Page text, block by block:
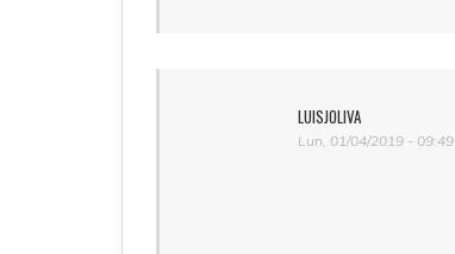
LUISJOLIVA
Lun, 01/04/2019 - 09:49